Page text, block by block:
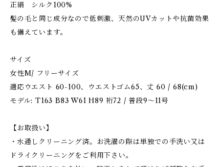
正絹 シルク100%
髪の毛と同じ成分なので低刺激、天然のUVカットや抗菌効果
も備えています。
サイズ
女性M/ フリーサイズ
適応ウエスト 60-100、ウエストゴム65、丈 60 / 68(cm)
モデル: T163 B83 W61 H89 裄72 / 普段9～11号
【お取扱い】
・水通しクリーニング済。お洗濯の際は単独での手洗い又は
ドライクリーニングをご利用下さい。